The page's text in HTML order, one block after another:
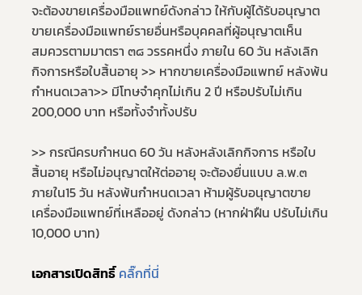
จะต้องขายเครื่องมือแพทย์ดังกล่าว ให้กับผู้ได้รับอนุญาต
ขายเครื่องมือแพทย์รายอื่นหรือบุคคลที่ผู้อนุญาตเห็น
สมควรตามมาตรา ๓๘ วรรคหนึ่ง ภายใน 60 วัน หลังเลิก
กิจการหรือใบสิ้นอายุ >> หากขายเครื่องมือแพทย์ หลังพ้น
กําหนดเวลา>> มีโทษจําคุกไม่เกิน 2 ปี หรือปรับไม่เกิน
200,000 บาท หรือทั้งจําทั้งปรับ
>> กรณีครบกําหนด 60 วัน หลังหลังเลิกกิจการ หรือใบ
สิ้นอายุ หรือไม่อนุญาตให้ต่ออายุ จะต้องยื่นแบบ ล.พ.๓
ภายใน15 วัน หลังพ้นกําหนดเวลา ห้ามผู้รับอนุญาตขาย
เครื่องมือแพทย์ที่เหลืออยู่ ดังกล่าว (หากฝ่าฝืน ปรับไม่เกิน
10,000 บาท)
เอกสารเปิดสิทธิ์ คลิ๊กที่นี่
Subscribe
เลือกหัวข้อที่ท่านต้องการ Subscribe
ข่าวประชาสัมพันธ์ทั่วไป